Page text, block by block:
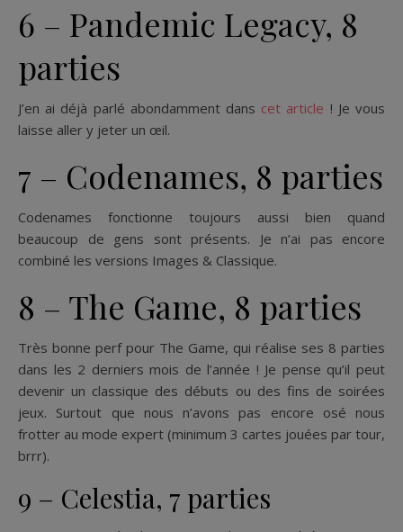
6 – Pandemic Legacy, 8
parties
J’en ai déjà parlé abondamment dans cet article ! Je vous
laisse aller y jeter un œil.
7 – Codenames, 8 parties
Codenames fonctionne toujours aussi bien quand
beaucoup de gens sont présents. Je n’ai pas encore
combiné les versions Images & Classique.
8 – The Game, 8 parties
Très bonne perf pour The Game, qui réalise ses 8 parties
dans les 2 derniers mois de l’année ! Je pense qu’il peut
devenir un classique des débuts ou des fins de soirées
jeux. Surtout que nous n’avons pas encore osé nous
frotter au mode expert (minimum 3 cartes jouées par tour,
brrr).
9 – Celestia, 7 parties